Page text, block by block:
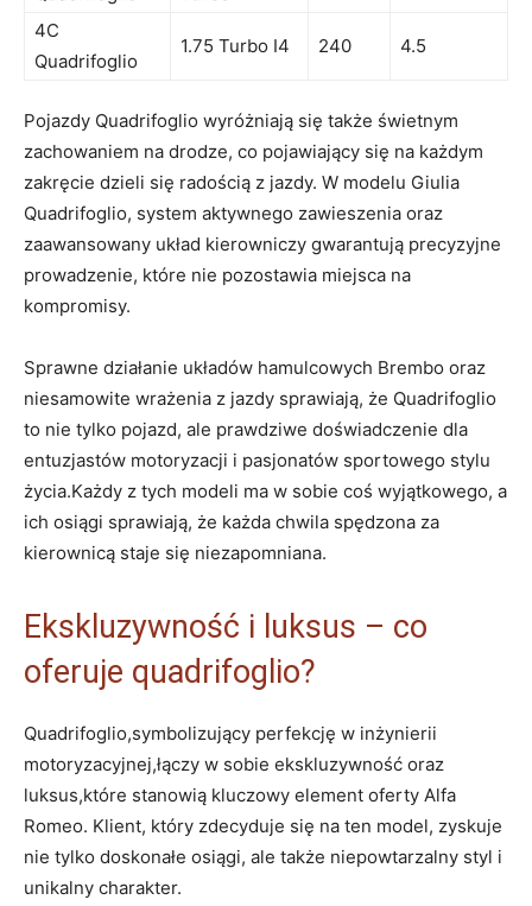
4C
Quadrifoglio
1.75 Turbo I4 240 4.5
Pojazdy Quadrifoglio wyróżniają się także ⁣świetnym⁢
zachowaniem na drodze, ​co pojawiający się na każdym
zakręcie‌ dzieli się radością z jazdy. W modelu Giulia
Quadrifoglio, system aktywnego zawieszenia oraz
zaawansowany ⁤układ kierowniczy gwarantują⁣ precyzyjne
prowadzenie, które nie pozostawia miejsca na
kompromisy.
Sprawne działanie układów hamulcowych Brembo oraz‍
niesamowite ‍wrażenia ⁤z jazdy sprawiają, że ‌Quadrifoglio
to⁣ nie tylko pojazd, ale prawdziwe doświadczenie dla
entuzjastów motoryzacji i pasjonatów⁤ sportowego stylu
życia.Każdy z tych modeli ma w sobie coś⁢ wyjątkowego, a‍
ich osiągi sprawiają, że każda chwila spędzona⁢ za
kierownicą staje się niezapomniana.
Ekskluzywność i ​luksus – co
oferuje ‍quadrifoglio?
Quadrifoglio,symbolizujący perfekcję⁣ w inżynierii
‍motoryzacyjnej,łączy w sobie ekskluzywność oraz
luksus,które ‍stanowią kluczowy⁤ element‌ oferty Alfa
Romeo. Klient, który zdecyduje się na ten model,⁤ zyskuje
nie tylko doskonałe osiągi, ale także niepowtarzalny styl i
unikalny charakter.